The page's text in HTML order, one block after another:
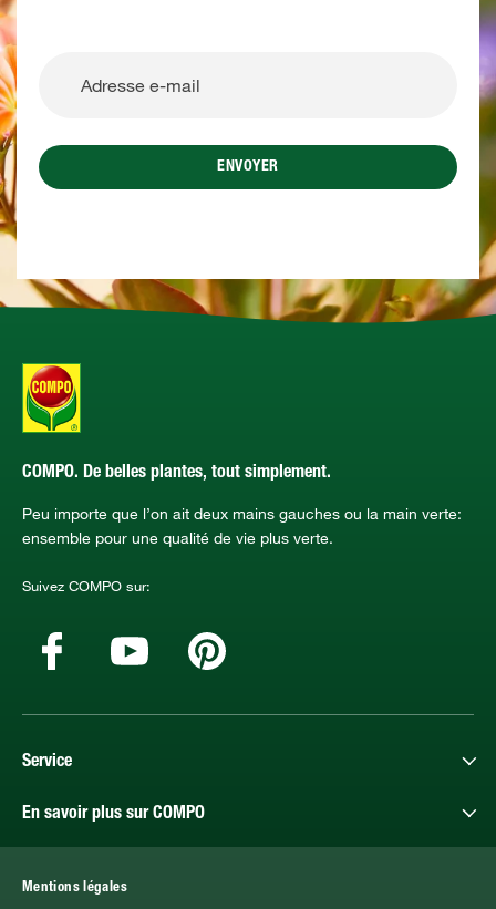
ENVOYER
COMPO. De belles plantes, tout simplement.
Peu importe que l’on ait deux mains gauches ou la main verte:
ensemble pour une qualité de vie plus verte.
Suivez COMPO sur:
Service
En savoir plus sur COMPO
Mentions légales